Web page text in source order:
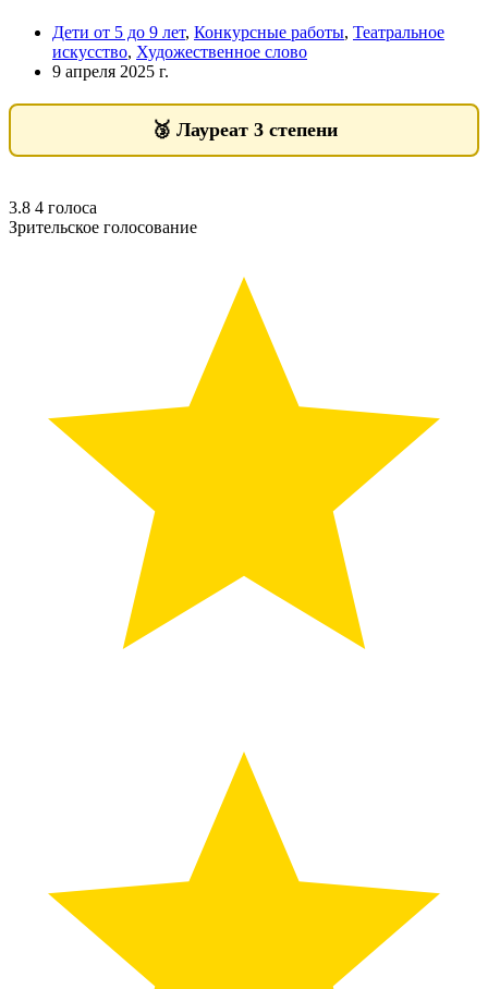
Дети от 5 до 9 лет, Конкурсные работы, Театральное
искусство, Художественное слово
9 апреля 2025 г.
🥉 Лауреат 3 степени
3.8 4 голоса
Зрительское голосование